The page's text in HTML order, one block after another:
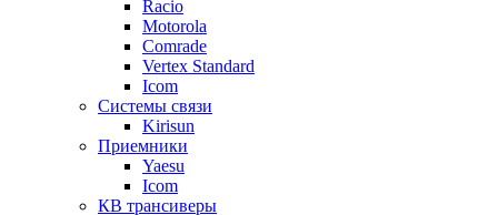
Racio
Motorola
Comrade
Vertex Standard
Icom
Системы связи
Kirisun
Приемники
Yaesu
Icom
КВ трансиверы